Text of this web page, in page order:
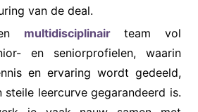
van de deal.
multidisciplinairteam vol
en seniorprofielen, waarin
en ervaring wordt gedeeld,
steile leercurve gegarandeerd is.